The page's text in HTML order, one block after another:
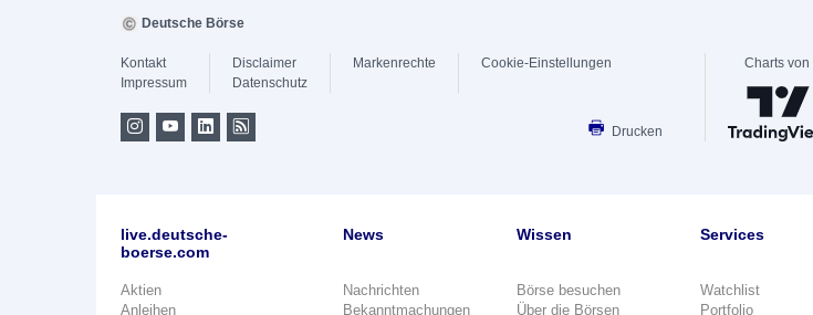
Deutsche Börse
Kontakt
Impressum
Disclaimer
Datenschutz
Markenrechte Cookie-Einstellungen
Drucken
Charts von
live.deutsche-
boerse.com
Aktien
Anleihen
News
Nachrichten
Bekanntmachungen
Wissen
Börse besuchen
Über die Börsen
Services
Watchlist
Portfolio